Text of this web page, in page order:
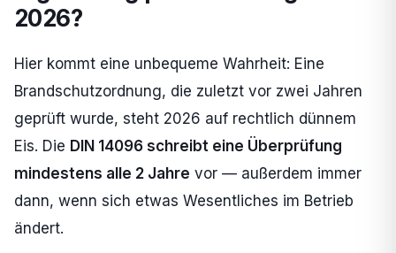
2026?
Hier kommt eine unbequeme Wahrheit: Eine
Brandschutzordnung, die zuletzt vor zwei Jahren
geprüft wurde, steht 2026 auf rechtlich dünnem
Eis. Die DIN 14096 schreibt eine Überprüfung
mindestens alle 2 Jahre vor — außerdem immer
dann, wenn sich etwas Wesentliches im Betrieb
ändert.